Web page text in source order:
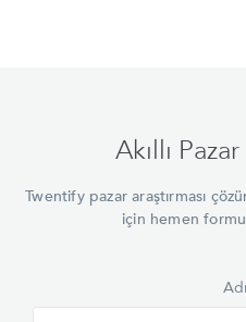
Akıllı
Twentify pazar araştırması
için hemen